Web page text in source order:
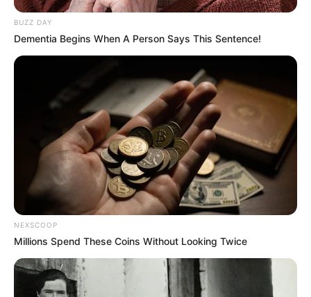
BUZZ DAY
Dementia Begins When A Person Says This Sentence!
NEXSCOOP
Millions Spend These Coins Without Looking Twice